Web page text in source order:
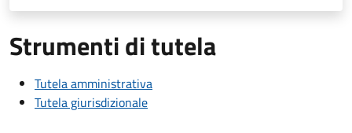
Strumenti di tutela
Tutela amministrativa
Tutela giurisdizionale